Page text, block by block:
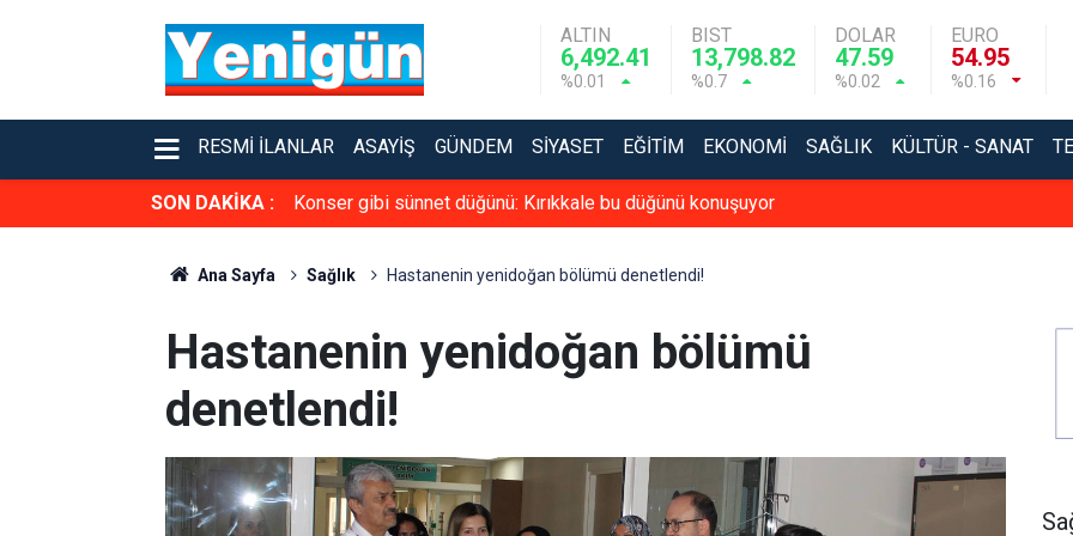
ALTIN
6,492.41
%0.01
BIST
13,798.82
%0.7
DOLAR
47.59
%0.02
EURO
54.95
%0.16
RESMI İLANLAR ASAYIŞ GÜNDEM SIYASET EĞITIM EKONOMI SAĞLIK KÜLTÜR - SANAT
SON DAKİKA : Konser gibi sünnet düğünü: Kırıkkale bu düğünü konuşuyor
Ana Sayfa Sağlık Hastanenin yenidoğan bölümü denetlendi!
Hastanenin yenidoğan bölümü
denetlendi!